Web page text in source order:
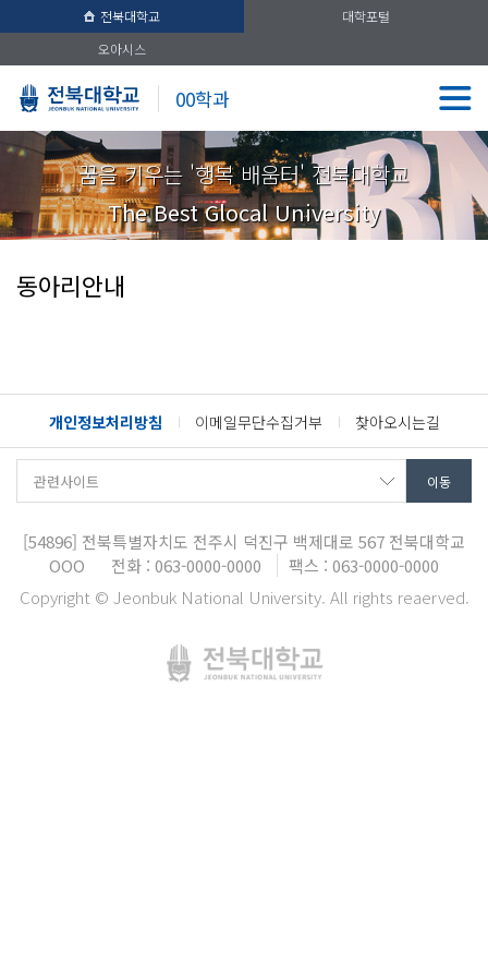
전북대학교
대학포털
오아시스
00학과
꿈을 키우는 '행복 배움터' 전북대학교
The Best Glocal University
동아리안내
개인정보처리방침 이메일무단수집거부 찾아오시는길
[54896] 전북특별자치도 전주시 덕진구 백제대로 567 전북대학교
OOO
전화 : 063-0000-0000
팩스 : 063-0000-0000
Copyright © Jeonbuk National University. All rights reaerved.